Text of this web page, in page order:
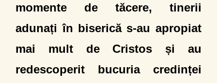
momente de tăcere, tinerii
adunați în biserică s-au apropiat
mai mult de Cristos și au
redescoperit bucuria credinței